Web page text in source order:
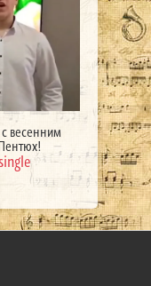
весенним